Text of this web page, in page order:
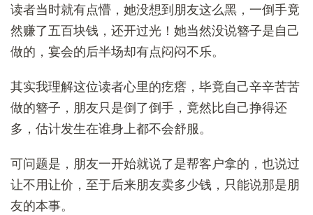
读者当时就有点懵，她没想到朋友这么黑，一倒手竟
然赚了五百块钱，还开过光！她当然没说簪子是自己
做的，宴会的后半场却有点闷闷不乐。
其实我理解这位读者心里的疙瘩，毕竟自己辛辛苦苦
做的簪子，朋友只是倒了倒手，竟然比自己挣得还
多，估计发生在谁身上都不会舒服。
可问题是，朋友一开始就说了是帮客户拿的，也说过
让不用让价，至于后来朋友卖多少钱，只能说那是朋
友的本事。